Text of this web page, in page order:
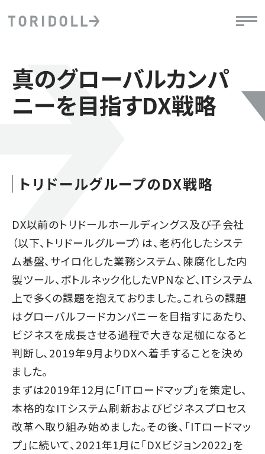
真のグローバルカンパ
ニーを目指すDX戦略
トリドールグループのDX戦略
DX以前のトリドールホールディングス及び子会社
（以下、トリドールグループ）は、老朽化したシステ
ム基盤、サイロ化した業務システム、陳腐化した内
製ツール、ボトルネック化したVPNなど、ITシステム
上で多くの課題を抱えておりました。これらの課題
はグローバルフードカンパニーを目指すにあたり、
ビジネスを成長させる過程で大きな足枷になると
判断し、2019年9月よりDXへ着手することを決め
ました。
まずは2019年12月に「ITロードマップ」を策定し、
本格的なITシステム刷新およびビジネスプロセス
改革へ取り組み始めました。その後、「ITロードマッ
プ」に続いて、2021年1月に「DXビジョン2022」を